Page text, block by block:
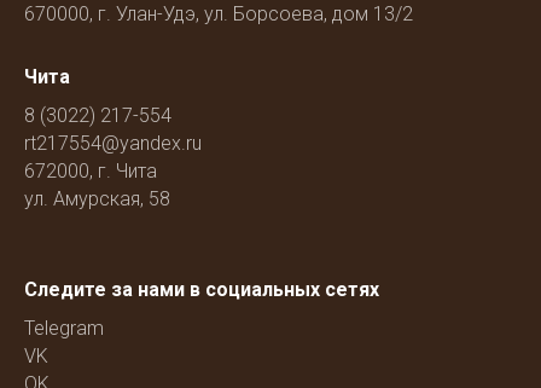
670000, г. Улан-Удэ, ул. Борсоева, дом 13/2
Чита
8 (3022) 217-554
rt217554@yandex.ru
672000, г. Чита
ул. Амурская, 58
Следите за нами в социальных сетях
Telegram
VK